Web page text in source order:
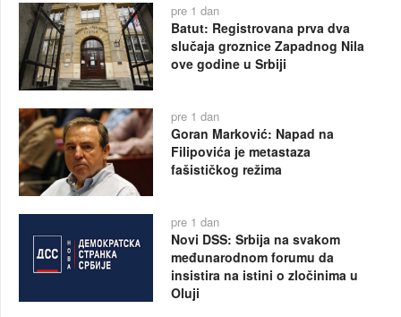
pre 1 dan
Batut: Registrovana prva dva
slučaja groznice Zapadnog Nila
ove godine u Srbiji
pre 1 dan
Goran Marković: Napad na
Filipovića je metastaza
fašističkog režima
pre 1 dan
Novi DSS: Srbija na svakom
međunarodnom forumu da
insistira na istini o zločinima u
Oluji